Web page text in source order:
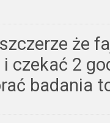
że
czekać 2
badania